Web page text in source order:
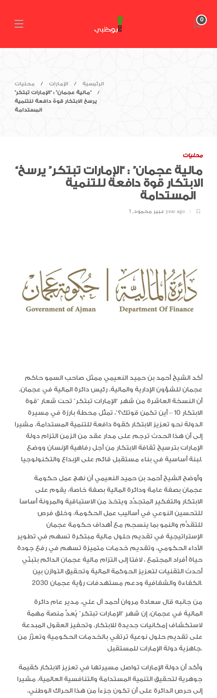
0
الرئيسية الإمارات
محليات
“مالية عجمان” : “الإمارات تبتكر”
يرسخ الابتكار قوة دافعة للتنمية
المستدامة
محليات
“مالية عجمان” : “الإمارات تبتكر” يرسخ
الابتكار قوة دافعة للتنمية
عبير محمود, 1 year ago
أكد الشيخ أحمد بن حميد النعيمي ممثل صاحب السمو حاكم
عجمان للشؤون الإدارية والمالية، رئيس دائرة المالية في عجمان،
أن النسخة العاشرة من شهر “الإمارات تبتكر” تحت شعار “قوة
الابتكار 10 – أين تكمن قوتك؟”، تمثّل محطة بارزة في مسيرة
الدولة نحو تعزيز الابتكار كقوة دافعة للتنمية المستدامة، مشيرا
إلى أن هذا الحدث ترجم على مدار عقد من الزمن التزام دولة
الإمارات بترسيخ ثقافة الابتكار من أجل رفاهية الإنسان ووضع
لبنة أساسية في بناء مستقبل قائم على الإبداع والتكنولوجيا.
وأوضح الشيخ أحمد بن حميد النعيمي أن نهج عمل حكومة
عجمان بصفة عامة ودائرة المالية بصفة خاصة، يقوم على
الابتكار والتفكير المتجدِّد ويتخذ من الاستباقية والمرونة أساساً
للتحسين النوعي في أساليب عمل الحكومة، وخلق فرص
للتقدُّم والنمو بما ينسجم مع أهداف حكومة عجمان
الإستراتيجية في تقديم حلول مالية مبتكرة تسهم في تطوير
الأداء الحكومي، وتقديم خدمات متميزة تسهم في رفع جودة
حياة أفراد المجتمع ، لافتا إلى التزام مالية عجمان الدائم بتبنّي
أحدث التقنيات لتعزيز الحوكمة المالية وتحقيق التوازن بين
الكفاءة والشفافية ودعم مستهدفات رؤية عجمان 2030.
من جانبه قال سعادة مروان أحمد آل علي، مدير عام دائرة
المالية في عجمان، إن شهر “الإمارات تبتكر” يُعَدُّ منصة مهمة
لاستكشاف إمكانيات جديدة للابتكار، وتحفيز العقول المبدعة
على تقديم حلول نوعية ترتقي بالخدمات الحكومية وتعزّز من
جاهزية دولة الإمارات للمستقبل.
وأكد أن دولة الإمارات تواصل مسيرتها في تعزيز الابتكار كقيمة
جوهرية لتحقيق التنمية المستدامة والتنافسية العالمية، مشيرا
إلى حرص الدائرة على أن تكون جزءاً من هذا الحراك الوطني،